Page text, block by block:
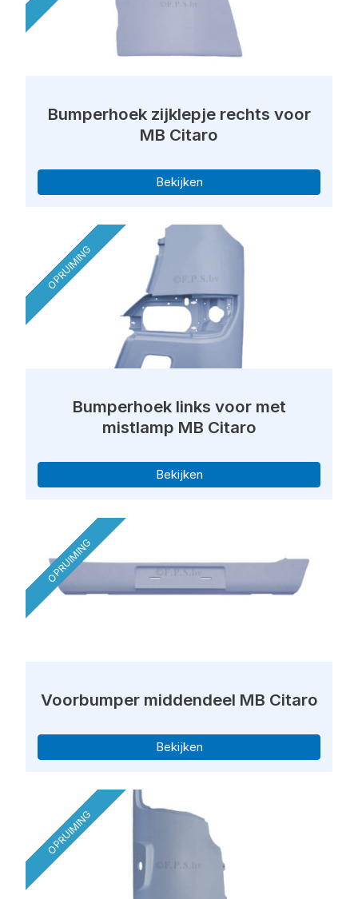
Bumperhoek zijklepje rechts voor
MB Citaro
Bekijken
OPRUIMING
Bumperhoek links voor met
mistlamp MB Citaro
Bekijken
OPRUIMING
Voorbumper middendeel MB Citaro
Bekijken
OPRUIMING